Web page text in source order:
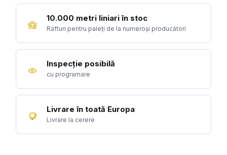
10.000 metri liniari în stoc
Rafturi pentru paleți de la numeroși producători
Inspecție posibilă
cu programare
Livrare în toată Europa
Livrare la cerere